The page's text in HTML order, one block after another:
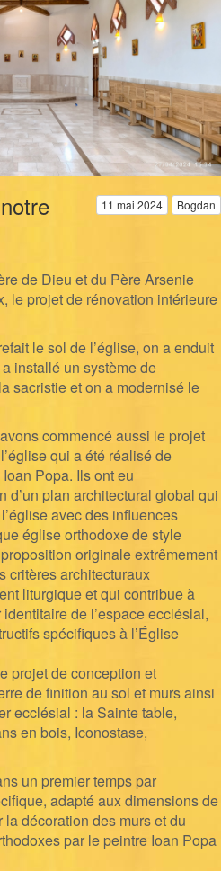
11 mai 2024 Bogdan
de Dieu et du Père Arsenie
le projet de rénovation intérieure
le sol de l’église, on a enduit
installé un système de
sacristie et on a modernisé le
commencé aussi le projet
qui a été réalisé de
Popa. Ils ont eu
d’un plan architectural global qui
avec des influences
église orthodoxe de style
originale extrêmement
critères architecturaux
liturgique et qui contribue à
de l’espace ecclésial,
spécifiques à l’Église
de conception et
de finition au sol et murs ainsi
ecclésial : la Sainte table,
en bois, Iconostase,
un premier temps par
adapté aux dimensions de
la décoration des murs et du
par le peintre Ioan Popa